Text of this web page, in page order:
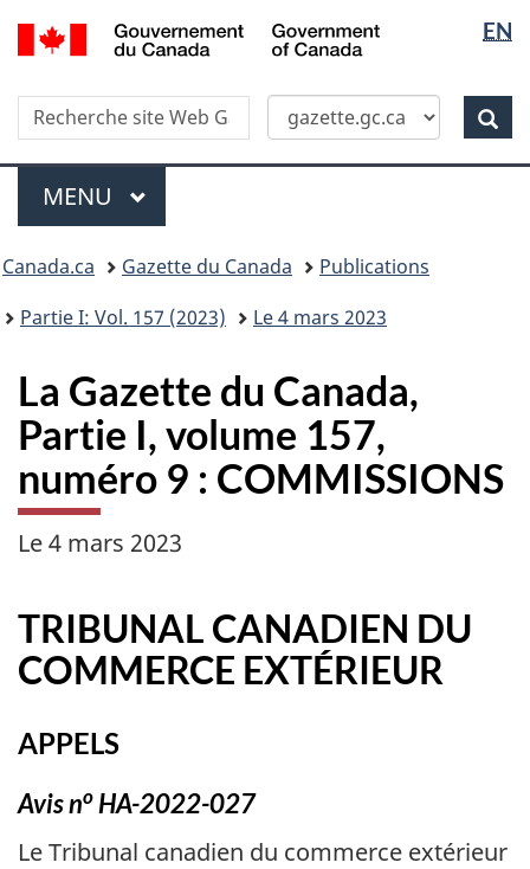
Skip
to
content
Passer
à
version
HTML
simplifiée
la
langue
EN
Canada
Recherche
Recherche
dans
site
Web
Menu
MENU PRINCIPAL
�tes
ici
Canada.ca Gazette du Canada
Publications
Partie I: Vol. 157 (2023)
Le 4 mars 2023
La Gazette du Canada,
Partie I, volume 157,
numéro 9 : COMMISSIONS
Le 4 mars 2023
TRIBUNAL CANADIEN DU
COMMERCE EXTÉRIEUR
APPELS
Avis no HA-2022-027
Le Tribunal canadien du commerce extérieur